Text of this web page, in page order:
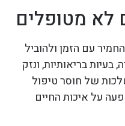
לא מטופלים
עם הזמן ולהוביל
בעיות בריאותיות, ונזק
של חוסר טיפול
על איכות החיים